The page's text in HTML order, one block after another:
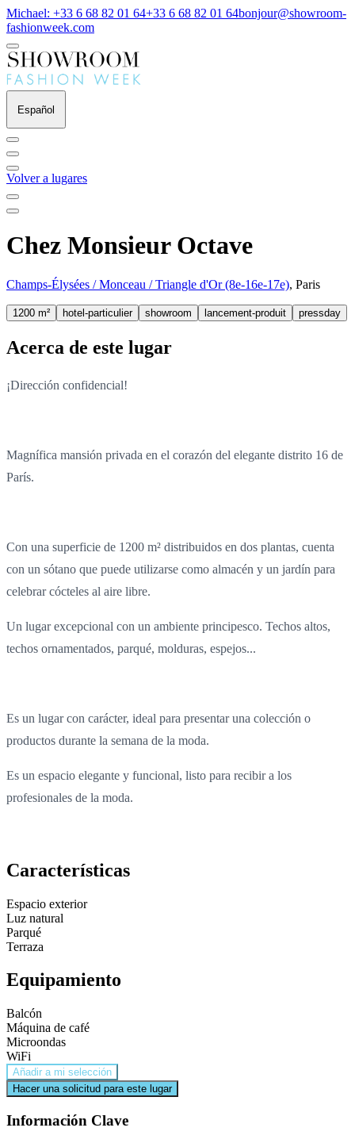
Michael: +33 6 68 82 01 64+33 6 68 82 01 64bonjour@showroom-
fashionweek.com
Español
Volver a lugares
Chez Monsieur Octave
Champs-Élysées / Monceau / Triangle d'Or (8e-16e-17e), Paris
1200 m² hotel-particulier showroom lancement-produit pressday
Acerca de este lugar
¡Dirección confidencial!
Magnífica mansión privada en el corazón del elegante distrito 16 de
París.
Con una superficie de 1200 m² distribuidos en dos plantas, cuenta
con un sótano que puede utilizarse como almacén y un jardín para
celebrar cócteles al aire libre.
Un lugar excepcional con un ambiente principesco. Techos altos,
techos ornamentados, parqué, molduras, espejos...
Es un lugar con carácter, ideal para presentar una colección o
productos durante la semana de la moda.
Es un espacio elegante y funcional, listo para recibir a los
profesionales de la moda.
Características
Espacio exterior
Luz natural
Parqué
Terraza
Equipamiento
Balcón
Máquina de café
Microondas
WiFi
Añadir a mi selección
Hacer una solicitud para este lugar
Información Clave